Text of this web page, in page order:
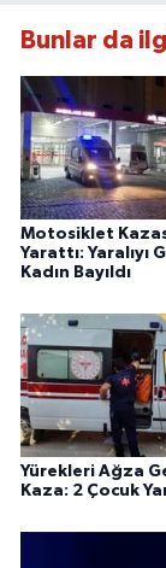
Bunlar da
Motosiklet
Yarattı: Yaralıyı
Kadın Bayıldı
Yürekleri Ağza
Kaza: 2 Çocuk